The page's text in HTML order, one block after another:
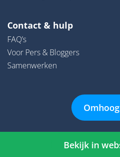
Bekijk in
Contact & hulp
FAQ’s
Voor Pers & Bloggers
Samenwerken
Omhoog
© 2026 | Woonhome - Alle